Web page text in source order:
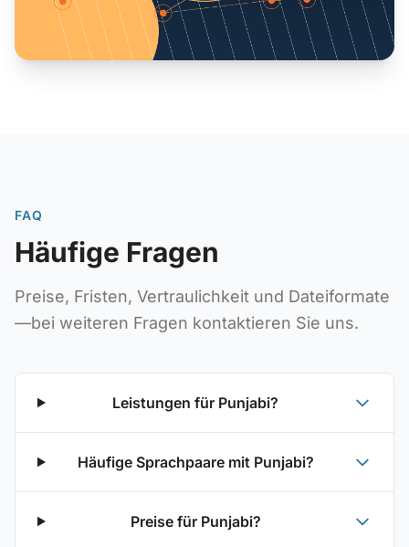
FAQ
Häufige Fragen
Preise, Fristen, Vertraulichkeit und Dateiformate
—bei weiteren Fragen kontaktieren Sie uns.
Leistungen für Punjabi?
Häufige Sprachpaare mit Punjabi?
Preise für Punjabi?